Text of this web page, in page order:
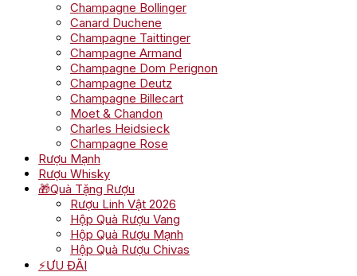
Champagne Bollinger
Canard Duchene
Champagne Taittinger
Champagne Armand
Champagne Dom Perignon
Champagne Deutz
Champagne Billecart
Moet & Chandon
Charles Heidsieck
Champagne Rose
Rượu Mạnh
Rượu Whisky
🎁Quà Tặng Rượu
Rượu Linh Vật 2026
Hộp Quà Rượu Vang
Hộp Quà Rượu Mạnh
Hộp Quà Rượu Chivas
⚡ƯU ĐÃI